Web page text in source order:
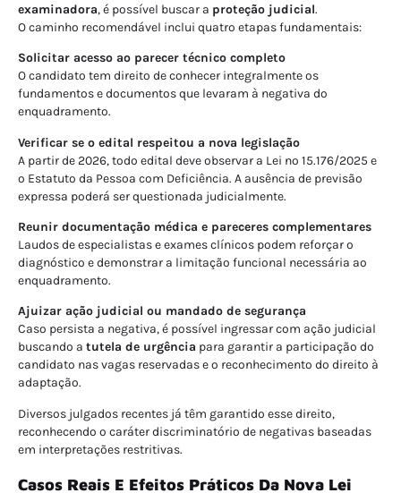
examinadora, é possível buscar a proteção judicial.
O caminho recomendável inclui quatro etapas fundamentais:
Solicitar acesso ao parecer técnico completo
O candidato tem direito de conhecer integralmente os
fundamentos e documentos que levaram à negativa do
enquadramento.
Verificar se o edital respeitou a nova legislação
A partir de 2026, todo edital deve observar a Lei nº 15.176/2025 e
o Estatuto da Pessoa com Deficiência. A ausência de previsão
expressa poderá ser questionada judicialmente.
Reunir documentação médica e pareceres complementares
Laudos de especialistas e exames clínicos podem reforçar o
diagnóstico e demonstrar a limitação funcional necessária ao
enquadramento.
Ajuizar ação judicial ou mandado de segurança
Caso persista a negativa, é possível ingressar com ação judicial
buscando a tutela de urgência para garantir a participação do
candidato nas vagas reservadas e o reconhecimento do direito à
adaptação.
Diversos julgados recentes já têm garantido esse direito,
reconhecendo o caráter discriminatório de negativas baseadas
em interpretações restritivas.
Casos Reais E Efeitos Práticos Da Nova Lei